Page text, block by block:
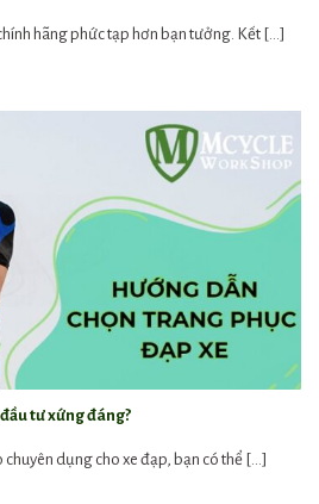
hãng phức tạp hơn bạn tưởng. Kết [...]
tư xứng đáng?
dụng cho xe đạp, bạn có thể [...]